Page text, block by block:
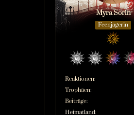
Myra Sorin
Feenjägerin
Reaktionen
Trophäen
Beiträge
Heimatland